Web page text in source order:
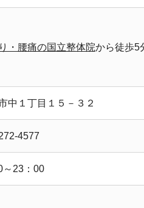
・腰痛の国立整体院から徒歩5
中１丁目１５－３２
4577
～23：00